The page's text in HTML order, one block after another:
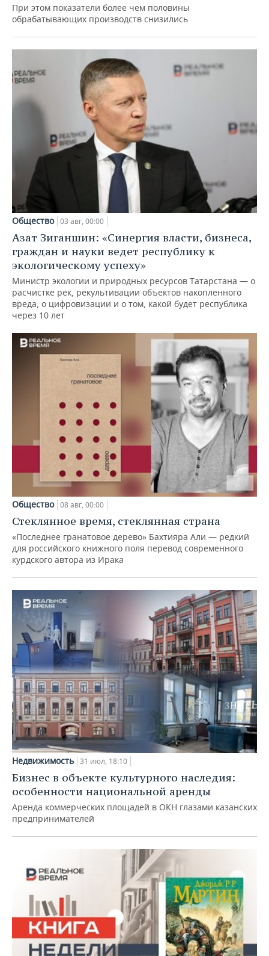
При этом показатели более чем половины
обрабатывающих производств снизились
Общество 03 авг, 00:00
Азат Зиганшин: «Синергия власти, бизнеса,
граждан и науки ведет республику к
экологическому успеху»
Министр экологии и природных ресурсов Татарстана — о
расчистке рек, рекультивации объектов накопленного
вреда, о цифровизации и о том, какой будет республика
через 10 лет
Общество 08 авг, 00:00
Стеклянное время, стеклянная страна
«Последнее гранатовое дерево» Бахтияра Али — редкий
для российского книжного поля перевод современного
курдского автора из Ирака
Недвижимость 31 июл, 18:10
Бизнес в объекте культурного наследия:
особенности национальной аренды
Аренда коммерческих площадей в ОКН глазами казанских
предпринимателей